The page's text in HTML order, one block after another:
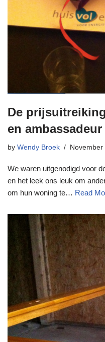
De
en
by Wendy Broek
We waren uitgenodigd voor
en het leek ons leuk om
om hun woning te… Read